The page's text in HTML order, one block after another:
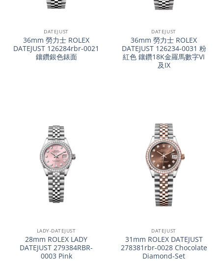
DATEJUST
36mm 勞力士 ROLEX
DATEJUST 126284rbr-0021
鑲鑽銀色錶面
DATEJUST
36mm 勞力士 ROLEX
DATEJUST 126234-0031 粉
紅色 鑲鑽18K金羅馬數字VI
及IX
LADY-DATEJUST
28mm ROLEX LADY
DATEJUST 279384RBR-
0003 Pink
DATEJUST
31mm ROLEX DATEJUST
278381rbr-0028 Chocolate
Diamond-Set